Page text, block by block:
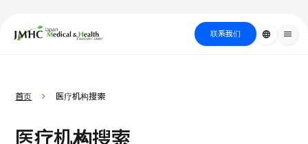
日本医疗健康雅旅中心（JMHC） 联系我们 language menu
关于日本医疗
按部位・疾
按检查・术式・
首页 医疗机构搜索